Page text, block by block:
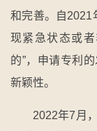
和完善。自2021
现紧急状态或
的”，申请专利
新颖性。
2022年7月